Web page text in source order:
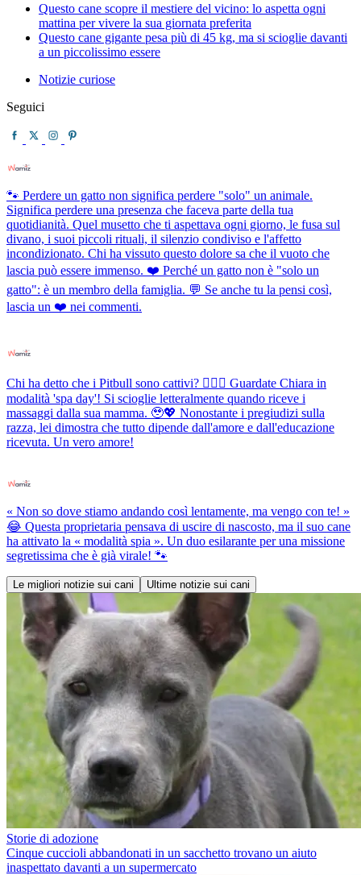
Questo cane scopre il mestiere del vicino: lo aspetta ogni
mattina per vivere la sua giornata preferita
Questo cane gigante pesa più di 45 kg, ma si scioglie davanti
a un piccolissimo essere
Notizie curiose
Seguici
🐾 Perdere un gatto non significa perdere "solo" un animale.
Significa perdere una presenza che faceva parte della tua
quotidianità. Quel musetto che ti aspettava ogni giorno, le fusa sul
divano, i suoi piccoli rituali, il silenzio condiviso e l'affetto
incondizionato. Chi ha vissuto questo dolore sa che il vuoto che
lascia può essere immenso. ❤️ Perché un gatto non è "solo un
gatto": è un membro della famiglia. 💬 Se anche tu la pensi così,
lascia un ❤️ nei commenti.
Chi ha detto che i Pitbull sono cattivi? 💆‍♀️✨ Guardate Chiara in
modalità 'spa day'! Si scioglie letteralmente quando riceve i
massaggi dalla sua mamma. 🥹💖 Nonostante i pregiudizi sulla
razza, lei dimostra che tutto dipende dall'amore e dall'educazione
ricevuta. Un vero amore!
« Non so dove stiamo andando così lentamente, ma vengo con te! »
😂 Questa proprietaria pensava di uscire di nascosto, ma il suo cane
ha attivato la « modalità spia ». Un duo esilarante per una missione
segretissima che è già virale! 🐾
Le migliori notizie sui cani Ultime notizie sui cani
Storie di adozione
Cinque cuccioli abbandonati in un sacchetto trovano un aiuto
inaspettato davanti a un supermercato